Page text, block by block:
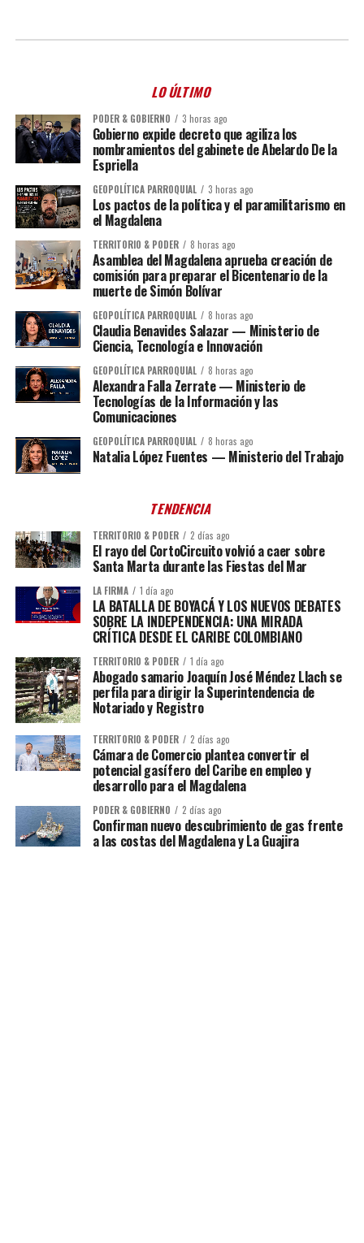
LO ÚLTIMO
PODER & GOBIERNO 3 horas ago
Gobierno expide decreto que agiliza los
nombramientos del gabinete de Abelardo De la
Espriella
GEOPOLÍTICA PARROQUIAL 3 horas ago
Los pactos de la política y el paramilitarismo en
el Magdalena
TERRITORIO & PODER 8 horas ago
Asamblea del Magdalena aprueba creación de
comisión para preparar el Bicentenario de la
muerte de Simón Bolívar
GEOPOLÍTICA PARROQUIAL 8 horas ago
Claudia Benavides Salazar — Ministerio de
Ciencia, Tecnología e Innovación
GEOPOLÍTICA PARROQUIAL 8 horas ago
Alexandra Falla Zerrate — Ministerio de
Tecnologías de la Información y las
Comunicaciones
GEOPOLÍTICA PARROQUIAL 8 horas ago
Natalia López Fuentes — Ministerio del Trabajo
TENDENCIA
TERRITORIO & PODER 2 días ago
El rayo del CortoCircuito volvió a caer sobre
Santa Marta durante las Fiestas del Mar
LA FIRMA 1 día ago
LA BATALLA DE BOYACÁ Y LOS NUEVOS DEBATES
SOBRE LA INDEPENDENCIA: UNA MIRADA
CRÍTICA DESDE EL CARIBE COLOMBIANO
TERRITORIO & PODER 1 día ago
Abogado samario Joaquín José Méndez Llach se
perfila para dirigir la Superintendencia de
Notariado y Registro
TERRITORIO & PODER 2 días ago
Cámara de Comercio plantea convertir el
potencial gasífero del Caribe en empleo y
desarrollo para el Magdalena
PODER & GOBIERNO 2 días ago
Confirman nuevo descubrimiento de gas frente
a las costas del Magdalena y La Guajira